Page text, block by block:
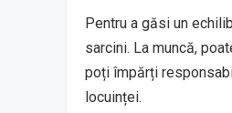
Pentru a găsi un
sarcini. La muncă,
poți împărți
locuinței.